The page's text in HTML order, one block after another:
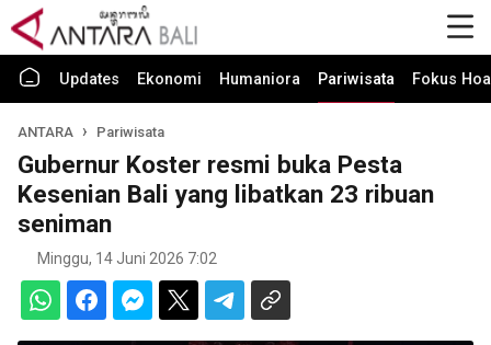
Updates Ekonomi Humaniora Pariwisata Fokus
ANTARA Pariwisata
Gubernur Koster resmi buka Pesta
Kesenian Bali yang libatkan 23 ribuan
seniman
Minggu, 14 Juni 2026 7:02